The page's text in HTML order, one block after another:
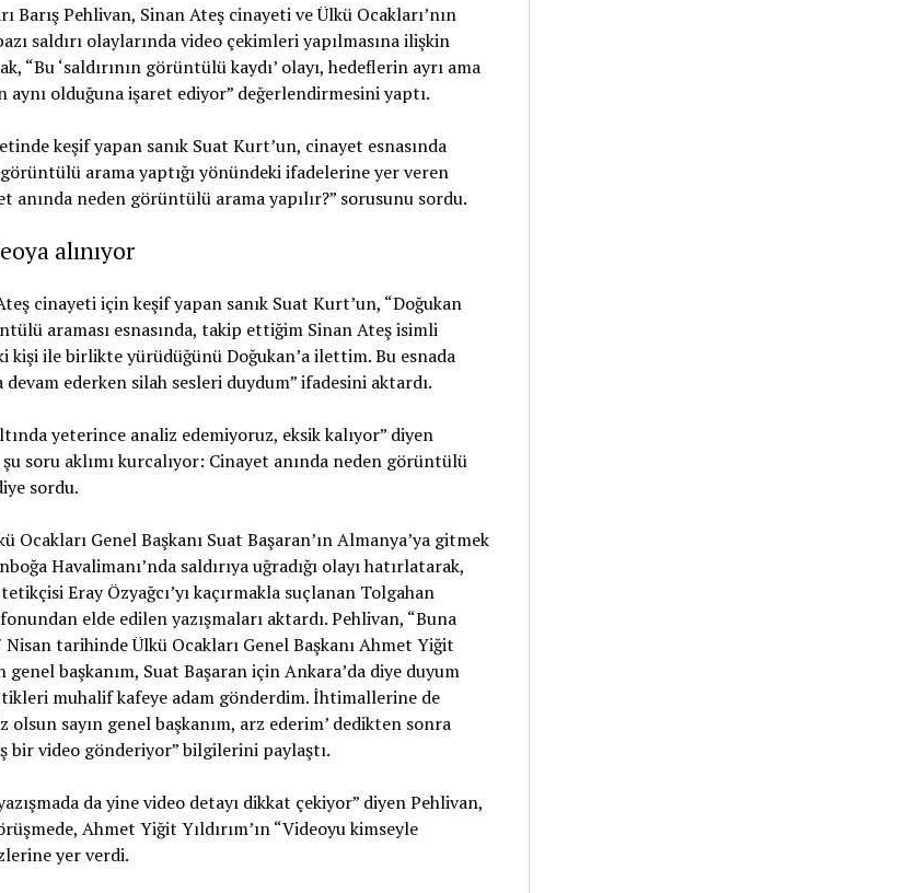
Barış Pehlivan, Sinan Ateş cinayeti ve Ülkü Ocakları’nın
saldırı olaylarında video çekimleri yapılmasına ilişkin
“Bu ‘saldırının görüntülü kaydı’ olayı, hedeflerin ayrı ama
aynı olduğuna işaret ediyor” değerlendirmesini yaptı.
keşif yapan sanık Suat Kurt’un, cinayet esnasında
arama yaptığı yönündeki ifadelerine yer veren
anında neden görüntülü arama yapılır?” sorusunu sordu.
alınıyor
cinayeti için keşif yapan sanık Suat Kurt’un, “Doğukan
araması esnasında, takip ettiğim Sinan Ateş isimli
kişi ile birlikte yürüdüğünü Doğukan’a ilettim. Bu esnada
ederken silah sesleri duydum” ifadesini aktardı.
yeterince analiz edemiyoruz, eksik kalıyor” diyen
soru aklımı kurcalıyor: Cinayet anında neden görüntülü
sordu.
Ocakları Genel Başkanı Suat Başaran’ın Almanya’ya gitmek
Havalimanı’nda saldırıya uğradığı olayı hatırlatarak,
Eray Özyağcı’yı kaçırmakla suçlanan Tolgahan
elde edilen yazışmaları aktardı. Pehlivan, “Buna
Nisan tarihinde Ülkü Ocakları Genel Başkanı Ahmet Yiğit
genel başkanım, Suat Başaran için Ankara’da diye duyum
muhalif kafeye adam gönderdim. İhtimallerine de
olsun sayın genel başkanım, arz ederim’ dedikten sonra
bir video gönderiyor” bilgilerini paylaştı.
da yine video detayı dikkat çekiyor” diyen Pehlivan,
Ahmet Yiğit Yıldırım’ın “Videoyu kimseyle
yer verdi.